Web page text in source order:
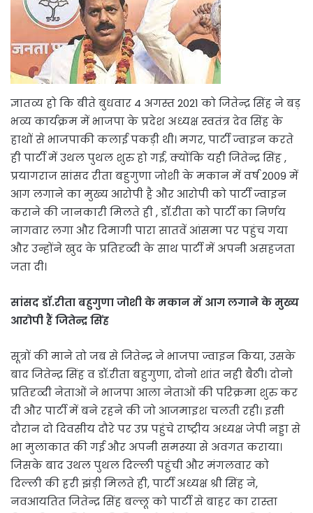
ज्ञातव्य हो कि बीते बुधवार 4 अगस्त 2021 को जितेन्द्र सिंह ने बड़
भव्य कार्यक्रम में भाजपा के प्रदेश अध्यक्ष स्वतंत्र देव सिंह के
हाथों से भाजपाकी कलाई पकड़ी थी। मगर, पार्टी ज्वाइन करते
ही पार्टी में उथल पुथल शुरु हो गई, क्योंकि यही जितेन्द्र सिंह ,
प्रयागराज सांसद रीता बहुगुणा जोशी के मकान में वर्ष 2009 में
आग लगाने का मुख्य आरोपी है और आरोपी को पार्टी ज्वाइन
कराने की जानकारी मिलते ही , डॉॅ.रीता को पार्टी का निर्णय
नागवार लगा और दिमागी पारा सातवें आंसमा पर पहुंच गया
और उन्होंने खुद के प्रतिदृव्दी के साथ पार्टी में अपनी असहजता
जता दी।
सांसद डॉ.रीता बहुगुणा जोशी के मकान में आग लगाने के मुख्य
आरोपी हैं जितेन्द्र सिंह
सूत्रों की माने तो जब से जितेन्द्र ने भाजपा ज्वाइन किया, उसके
बाद जितेन्द्र सिंह व डॉ.रीता बहुगुणा, दोनो शांत नही बैठी। दोनो
प्रतिदृव्दी नेताओं ने भाजपा आला नेताओं की परिक्रमा शुरु कर
दी और पार्टी में बने रहने की जो आजमाइश चलती रही। इसी
दौरान दो दिवसीय दौरे पर उप्र पहुंचे राष्ट्रीय अध्यक्ष जेपी नड्डा से
भा मुलाकात की गई और अपनी समस्या से अवगत कराया।
जिसके बाद उथल पुथल दिल्ली पहुंची और मंगलवार को
दिल्ली की हरी झंड़ी मिलते ही, पार्टी अध्यक्ष श्री सिंह ने,
नवआयतित जितेन्द्र सिंह बल्लू को पार्टी से बाहर का रास्ता